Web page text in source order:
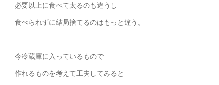
必要以上に食べて太るのも違うし
食べられずに結局捨てるのはもっと違う。
今冷蔵庫に入っているもので
作れるものを考えて工夫してみると